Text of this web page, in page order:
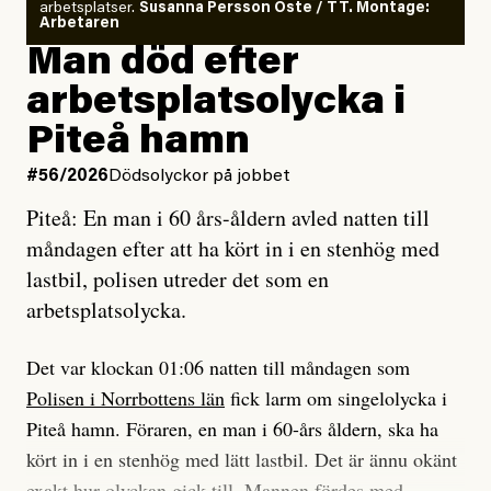
Vem är det som Dagens ETC skriver för?
Vad betyder det att vara en röd, grön och oberoende
tidning?
Vad är bra journalistik?
Ett försök till korta svar som jag hoppas kan förtydliga
för Kuhn och Sassarinis-McGowan och andra hur jag
som chefredaktör ser på Dagens ETC:s uppdrag och
roll.
Vi skriver för våra läsare som vill bli informerade,
överraskade, bekräftade, utmanade – och som kräver
att vi granskar allt och alla.
så säger jag tvärtemot.
Jag lärde mig renovera
enligt uråldrig metod
och lade min sista ungdom
på att laga en gammal bod.
Jag sökte ljuset och meningen,
efter det som var rent, rätt och sant,
och aldrig såg jag det klarare än
när jag ombord på bussen hjälpte en tant.
#23/2026Intervjun
Jesper Lundby: ”Livet i sig
är ganska politiskt”
arbetsplatser. Susanna Persson Öste / TT. Montage:
Arbetaren
Man död efter
arbetsplatsolycka i
Piteå hamn
#56/2026 Dödsolyckor på jobbet
Piteå: En man i 60 års-åldern avled natten till
måndagen efter att ha kört in i en stenhög med
lastbil, polisen utreder det som en
arbetsplatsolycka.
Det var klockan 01:06 natten till måndagen som
Polisen i Norrbottens län fick larm om singelolycka i
Piteå hamn. Föraren, en man i 60-års åldern, ska ha
kört in i en stenhög med lätt lastbil. Det är ännu okänt